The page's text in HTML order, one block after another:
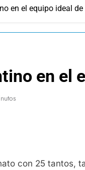
en el equipo ideal
en el
con 25 tantos,